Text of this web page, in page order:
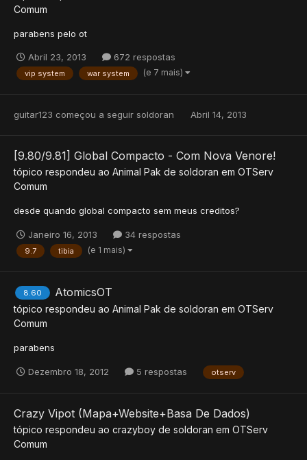
Comum
parabens pelo ot
Abril 23, 2013 672 respostas
vip system war system (e 7 mais)
guitar123 começou a seguir soldoran Abril 14, 2013
[9.80/9.81] Global Compacto - Com Nova Venore!
tópico respondeu ao Animal Pak de soldoran em OTServ
Comum
desde quando global compacto sem meus creditos?
Janeiro 16, 2013 34 respostas
9.7 tibia (e 1 mais)
8.60 AtomicsOT
tópico respondeu ao Animal Pak de soldoran em OTServ
Comum
parabens
Dezembro 18, 2012 5 respostas otserv
Crazy Vipot (Mapa+Website+Basa De Dados)
tópico respondeu ao crazyboy de soldoran em OTServ
Comum